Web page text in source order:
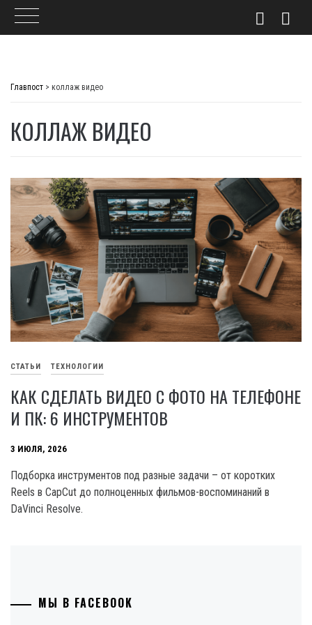
Главпост > коллаж видео
КОЛЛАЖ ВИДЕО
СТАТЬИ ТЕХНОЛОГИИ
КАК СДЕЛАТЬ ВИДЕО С ФОТО НА ТЕЛЕФОНЕ
И ПК: 6 ИНСТРУМЕНТОВ
3 ИЮЛЯ, 2026
Подборка инструментов под разные задачи – от коротких
Reels в CapCut до полноценных фильмов-воспоминаний в
DaVinci Resolve.
МЫ В FACEBOOK